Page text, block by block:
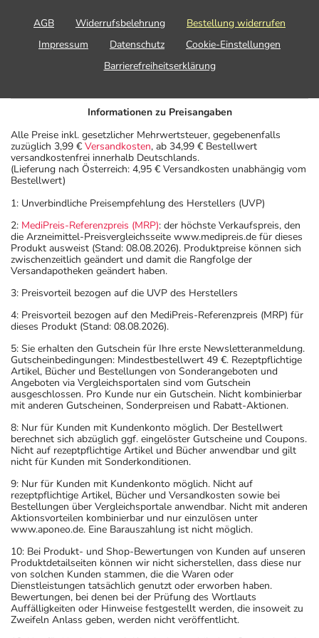
AGB Widerrufsbelehrung
Bestellung widerrufen
Impressum
Datenschutz
Cookie-Einstellungen
Barrierefreiheitserklärung
Informationen zu Preisangaben
Alle Preise inkl. gesetzlicher Mehrwertsteuer, gegebenenfalls
zuzüglich 3,99 € Versandkosten, ab 34,99 € Bestellwert
versandkostenfrei innerhalb Deutschlands.
(Lieferung nach Österreich: 4,95 € Versandkosten unabhängig vom
Bestellwert)
1: Unverbindliche Preisempfehlung des Herstellers (UVP)
2: MediPreis-Referenzpreis (MRP): der höchste Verkaufspreis, den
die Arzneimittel-Preisvergleichsseite www.medipreis.de für dieses
Produkt ausweist (Stand: 08.08.2026). Produktpreise können sich
zwischenzeitlich geändert und damit die Rangfolge der
Versandapotheken geändert haben.
3: Preisvorteil bezogen auf die UVP des Herstellers
4: Preisvorteil bezogen auf den MediPreis-Referenzpreis (MRP) für
dieses Produkt (Stand: 08.08.2026).
5: Sie erhalten den Gutschein für Ihre erste Newsletteranmeldung.
Gutscheinbedingungen: Mindestbestellwert 49 €. Rezeptpflichtige
Artikel, Bücher und Bestellungen von Sonderangeboten und
Angeboten via Vergleichsportalen sind vom Gutschein
ausgeschlossen. Pro Kunde nur ein Gutschein. Nicht kombinierbar
mit anderen Gutscheinen, Sonderpreisen und Rabatt-Aktionen.
8: Nur für Kunden mit Kundenkonto möglich. Der Bestellwert
berechnet sich abzüglich ggf. eingelöster Gutscheine und Coupons.
Nicht auf rezeptpflichtige Artikel und Bücher anwendbar und gilt
nicht für Kunden mit Sonderkonditionen.
9: Nur für Kunden mit Kundenkonto möglich. Nicht auf
rezeptpflichtige Artikel, Bücher und Versandkosten sowie bei
Bestellungen über Vergleichsportale anwendbar. Nicht mit anderen
Aktionsvorteilen kombinierbar und nur einzulösen unter
www.aponeo.de. Eine Barauszahlung ist nicht möglich.
10: Bei Produkt- und Shop-Bewertungen von Kunden auf unseren
Produktdetailseiten können wir nicht sicherstellen, dass diese nur
von solchen Kunden stammen, die die Waren oder
Dienstleistungen tatsächlich genutzt oder erworben haben.
Bewertungen, bei denen bei der Prüfung des Wortlauts
Auffälligkeiten oder Hinweise festgestellt werden, die insoweit zu
Zweifeln Anlass geben, werden nicht veröffentlicht.